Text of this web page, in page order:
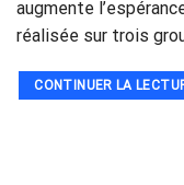
augmente
réalisée sur trois
CONTINUER LA